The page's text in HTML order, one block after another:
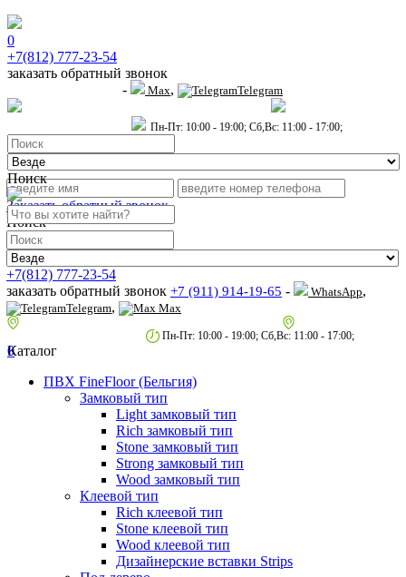
0
+7(812) 777-23-54
заказать обратный звонок
- Max, Telegram
Пн-Пт: 10:00 - 19:00; Сб,Вс: 11:00 - 17:00;
Поиск
Заказать обратный звонок
Поиск
+7(812) 777-23-54
заказать обратный звонок +7 (911) 914-19-65 - WhatsApp,
Telegram, Max
Пн-Пт: 10:00 - 19:00; Сб,Вс: 11:00 - 17:00;
0
Каталог
ПВХ FineFloor (Бельгия)
Замковый тип
Light замковый тип
Rich замковый тип
Stone замковый тип
Strong замковый тип
Wood замковый тип
Клеевой тип
Rich клеевой тип
Stone клеевой тип
Wood клеевой тип
Дизайнерские вставки Strips